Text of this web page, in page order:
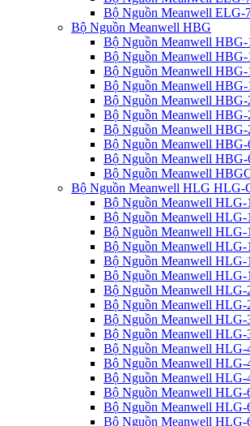
Bộ Nguồn Meanwell ELG-
Bộ Nguồn Meanwell HBG
Bộ Nguồn Meanwell HBG-
Bộ Nguồn Meanwell HBG-
Bộ Nguồn Meanwell HBG-
Bộ Nguồn Meanwell HBG-
Bộ Nguồn Meanwell HBG-
Bộ Nguồn Meanwell HBG-
Bộ Nguồn Meanwell HBG-
Bộ Nguồn Meanwell HBG-
Bộ Nguồn Meanwell HBG-
Bộ Nguồn Meanwell
Bộ Nguồn Meanwell HLG HLG-
Bộ Nguồn Meanwell HLG-
Bộ Nguồn Meanwell HLG-
Bộ Nguồn Meanwell HLG-
Bộ Nguồn Meanwell HLG-
Bộ Nguồn Meanwell HLG-
Bộ Nguồn Meanwell HLG-
Bộ Nguồn Meanwell HLG-
Bộ Nguồn Meanwell HLG-
Bộ Nguồn Meanwell HLG-
Bộ Nguồn Meanwell HLG-
Bộ Nguồn Meanwell HLG-
Bộ Nguồn Meanwell HLG-
Bộ Nguồn Meanwell HLG-
Bộ Nguồn Meanwell HLG-
Bộ Nguồn Meanwell HLG-
Bộ Nguồn Meanwell HLG-